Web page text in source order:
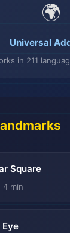
🌍
Universal
in 211
Square
4 min